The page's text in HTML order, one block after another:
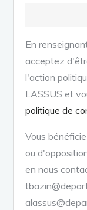
En
acceptez
l'action
LASSUS et
politique de
Vous
ou
en nous